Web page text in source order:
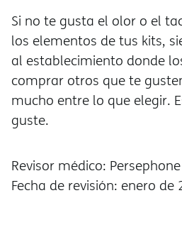
Si no te gusta el olor o el
los elementos de tus kits,
al establecimiento donde
comprar otros que te
mucho entre lo que elegir.
guste.
Revisor médico:
Fecha de revisión: enero de